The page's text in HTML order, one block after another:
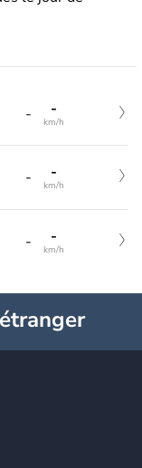
- -
km/h
- -
km/h
- -
km/h